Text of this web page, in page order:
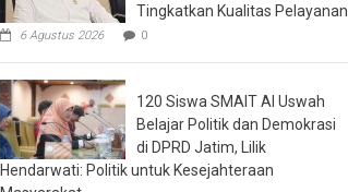
Tingkatkan Kualitas Pelayanan
6 Agustus 2026 0
120 Siswa SMAIT Al Uswah
Belajar Politik dan Demokrasi
di DPRD Jatim, Lilik
Hendarwati: Politik untuk Kesejahteraan